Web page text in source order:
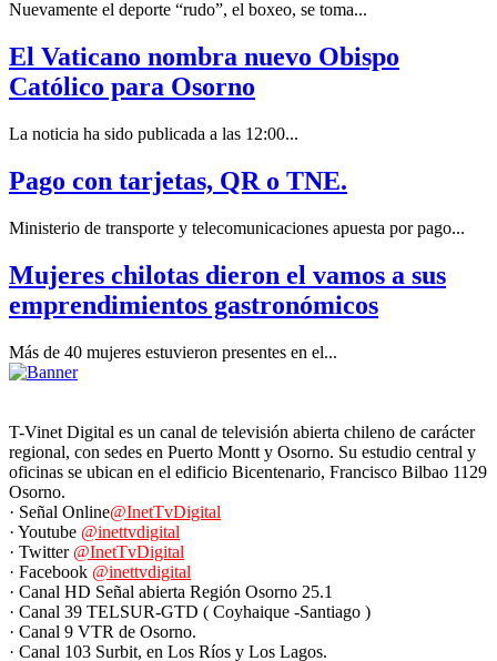
Nuevamente el deporte “rudo”, el boxeo, se toma...
El Vaticano nombra nuevo Obispo
Católico para Osorno
La noticia ha sido publicada a las 12:00...
Pago con tarjetas, QR o TNE.
Ministerio de transporte y telecomunicaciones apuesta por pago...
Mujeres chilotas dieron el vamos a sus
emprendimientos gastronómicos
Más de 40 mujeres estuvieron presentes en el...
T-Vinet Digital es un canal de televisión abierta chileno de carácter
regional, con sedes en Puerto Montt y Osorno. Su estudio central y
oficinas se ubican en el edificio Bicentenario, Francisco Bilbao 1129
Osorno.
· Señal Online@InetTvDigital
· Youtube @inettvdigital
· Twitter @InetTvDigital
· Facebook @inettvdigital
· Canal HD Señal abierta Región Osorno 25.1
· Canal 39 TELSUR-GTD ( Coyhaique -Santiago )
· Canal 9 VTR de Osorno.
· Canal 103 Surbit, en Los Ríos y Los Lagos.